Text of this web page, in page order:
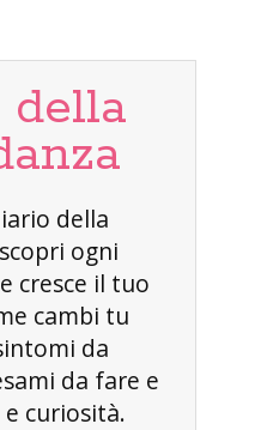
della
ogni
cresce il tuo
cambi tu
da
da fare e
curiosità.